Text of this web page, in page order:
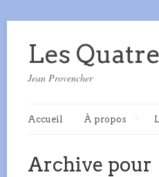
Les
Jean Provencher
Accueil À propos
Archive pour